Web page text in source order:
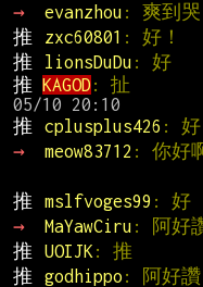
→
evanzhou : 爽到哭
推
zxc60801 : 好！
推
lionsDuDu : 好
推 KAGOD
推
cplusplus426 : 好
→
meow83712 : 你好
推
mslfvoges99 : 好
→
MaYawCiru : 阿好
推
UOIJK : 推
推
godhippo : 阿好讚